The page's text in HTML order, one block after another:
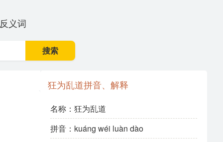
反义词
搜索
狂为乱道拼音、解释
名称：狂为乱道
拼音：kuáng wéi luàn dào